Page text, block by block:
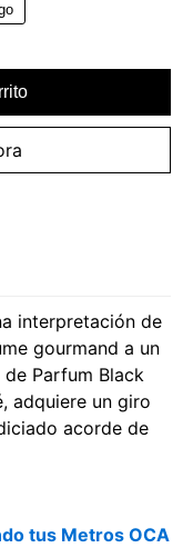
interpretación de
gourmand a un
Parfum Black
adquiere un giro
acorde de
tus Metros OCA